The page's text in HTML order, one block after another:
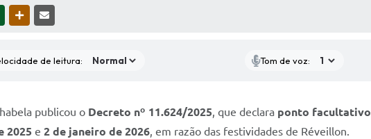
WHATSAPPOUTRAS MÍDIAS
de leitura: Tom de voz:
publicou o Decreto nº 11.624/2025, que declara ponto facultativo
2025 e 2 de janeiro de 2026, em razão das festividades de Réveillon.